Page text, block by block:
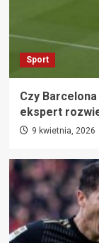
Sport
Czy
ekspert
9 kwietnia, 2026